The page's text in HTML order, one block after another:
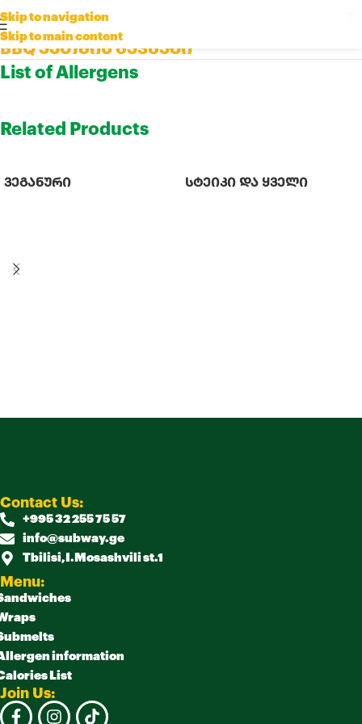
Skip to navigation
Skip to main content
Click to enlarge
BBQ ქათმის ნეკნები
List of Allergens
Related Products
ვეგანური სტეიკი და ყველი
Contact Us:
+995 32 255 75 57
info@subway.ge
Tbilisi,I.Mosashvili st.1
Menu:
information
List
Join Us: